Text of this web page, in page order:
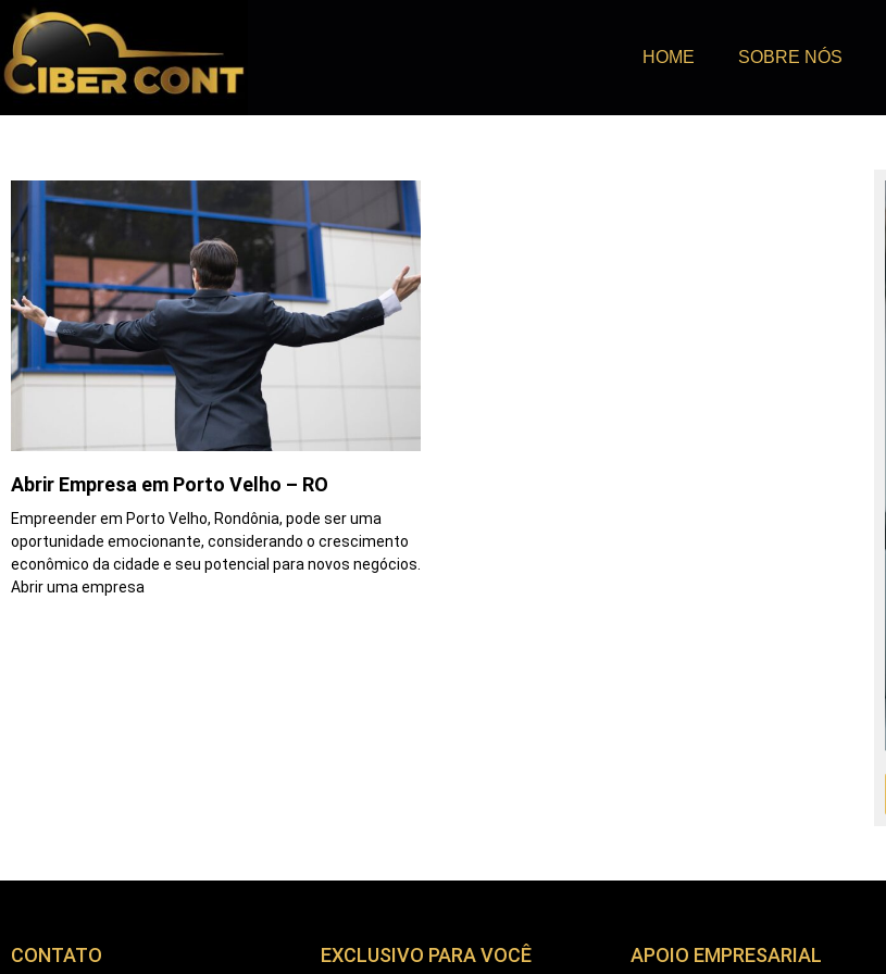
HOME SOBRE NÓS
Abrir Empresa em Porto Velho – RO
Empreender em Porto Velho, Rondônia, pode ser uma
oportunidade emocionante, considerando o crescimento
econômico da cidade e seu potencial para novos negócios.
Abrir uma empresa
CONTATO EXCLUSIVO PARA VOCÊ APOIO EMPRESARIAL